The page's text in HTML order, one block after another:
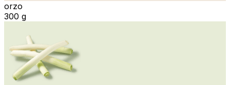
orzo
300 g